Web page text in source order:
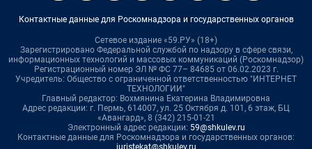
Контактные данные для Роскомнадзора и государственных органов
Сетевое издание «59.РУ» (18+)
Зарегистрировано Федеральной службой по надзору в сфере связи,
информационных технологий и массовых коммуникаций (Роскомнадзор)
Регистрационный номер ЭЛ № ФС 77– 84685 от 06.02.2023 г.
Учредитель: Общество с ограниченной ответственностью "ИНТЕРНЕТ
ТЕХНОЛОГИИ"
Главный редактор: Вохмянина Екатерина Владимировна
Адрес редакции: г. Пермь, 614007, ул. 25 Октября д. 101, 6 этаж, БЦ
«Авангард», 8 (342) 215-01-21
Электронный адрес редакции: 59@shkulev.ru
Контактные данные для Роскомнадзора и государственных органов:
juristekat@shkulev.ru